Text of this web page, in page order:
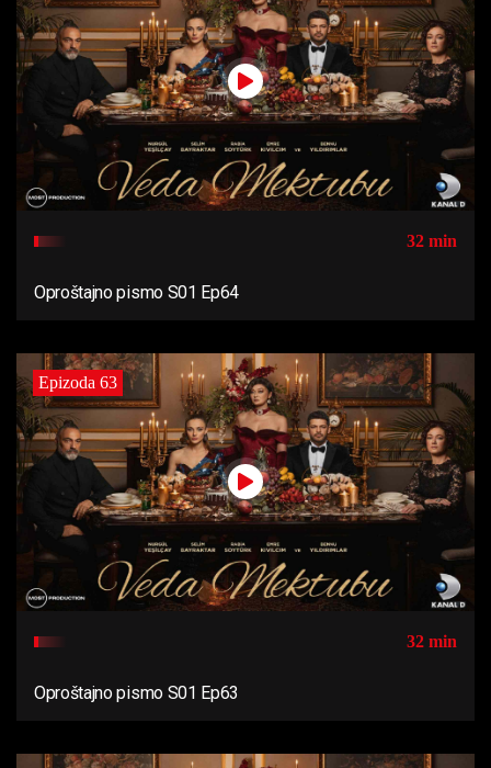
32 min
Oproštajno pismo S01 Ep64
Epizoda 63
32 min
Oproštajno pismo S01 Ep63